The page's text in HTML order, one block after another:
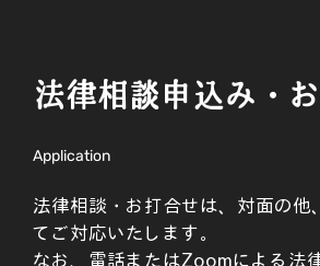
法律相談申込み・
Application
法律相談・お打合せは、対面の他
てご対応いたします。
なお、電話またはZoomによる法